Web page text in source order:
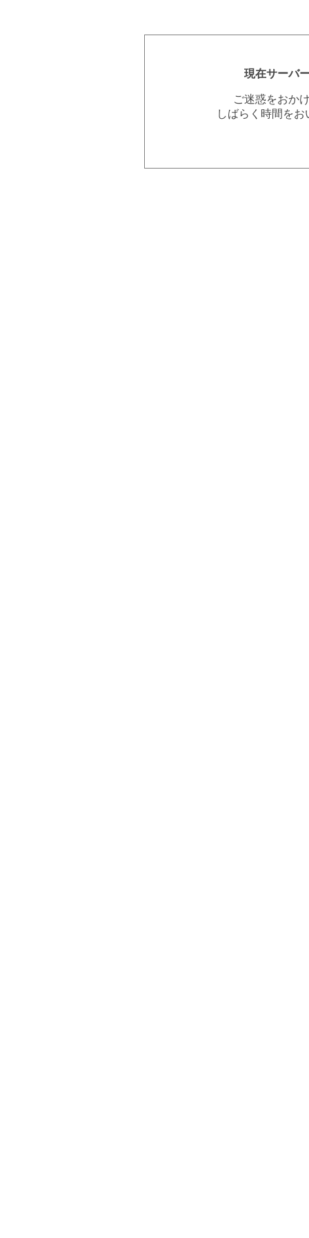
現在サーバ
ご迷惑をおか
しばらく時間を